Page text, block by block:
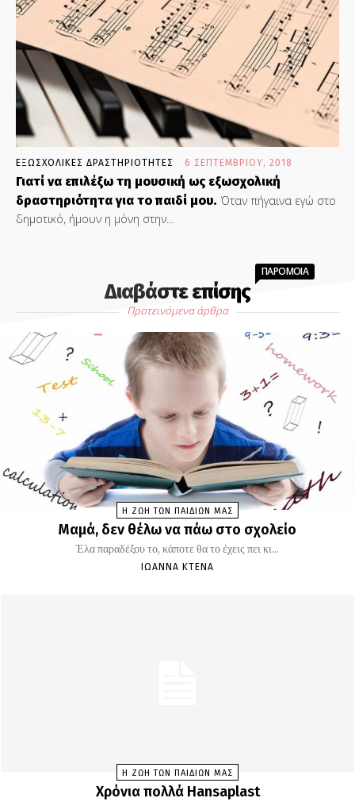
ΕΞΩΣΧΟΛΙΚΕΣ ΔΡΑΣΤΗΡΙΟΤΗΤΕΣ 6 ΣΕΠΤΕΜΒΡΊΟΥ, 2018
Γιατί να επιλέξω τη μουσική ως εξωσχολική
δραστηριότητα για το παιδί μου. Όταν πήγαινα εγώ στο
δημοτικό, ήμουν η μόνη στην...
Διαβάστε επίσης
ΠΑΡΟΜΟΙΑ
Προτεινόμενα άρθρα
Η ΖΩΗ ΤΩΝ ΠΑΙΔΙΩΝ ΜΑΣ
Μαμά, δεν θέλω να πάω στο σχολείο
Έλα παραδέξου το, κάποτε θα το έχεις πει κι...
ΙΩΆΝΝΑ ΚΤΕΝΆ
Η ΖΩΗ ΤΩΝ ΠΑΙΔΙΩΝ ΜΑΣ
Χρόνια πολλά Hansaplast